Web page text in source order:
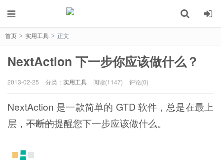
首页 > 实用工具 > 正文
NextAction 下一步你应该做什么？
2013-02-25 分类： 实用工具 阅读(1147) 评论(0)
NextAction 是一款简单的 GTD 软件，总是在最上
层， 不断的提醒您下一步应该做什么。